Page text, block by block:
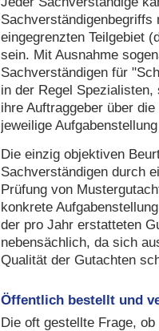
Sachverständigenbegriffs
eingegrenzten Teilgebiet
sein. Mit Ausnahme
Sachverständigen für
in der Regel
ihre Auftraggeber über
jeweilige
Die einzig objektiven
Sachverständigen durch
Prüfung von
konkrete
der pro Jahr erstatteten
nebensächlich, da sich
Qualität der Gutachten
Öffentlich bestellt und
Die oft gestellte Frage,